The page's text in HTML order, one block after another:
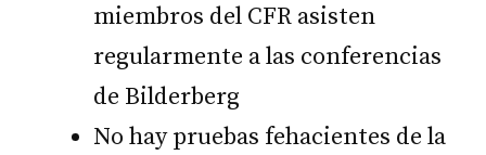
miembros del CFR asisten
regularmente a las conferencias
de Bilderberg
No hay pruebas fehacientes de la